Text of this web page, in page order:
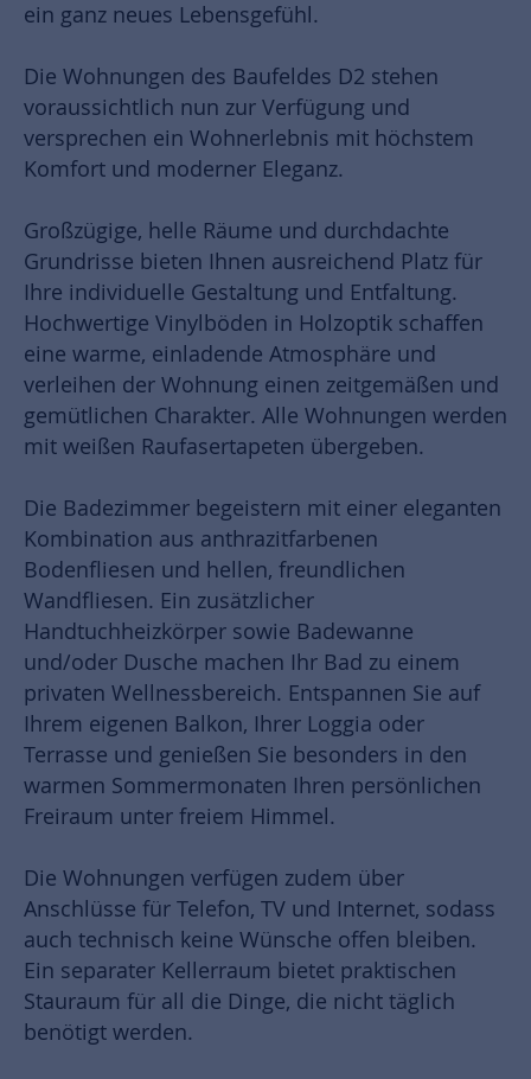
ein ganz neues Lebensgefühl.
Die Wohnungen des Baufeldes D2 stehen
voraussichtlich nun zur Verfügung und
versprechen ein Wohnerlebnis mit höchstem
Komfort und moderner Eleganz.
Großzügige, helle Räume und durchdachte
Grundrisse bieten Ihnen ausreichend Platz für
Ihre individuelle Gestaltung und Entfaltung.
Hochwertige Vinylböden in Holzoptik schaffen
eine warme, einladende Atmosphäre und
verleihen der Wohnung einen zeitgemäßen und
gemütlichen Charakter. Alle Wohnungen werden
mit weißen Raufasertapeten übergeben.
Die Badezimmer begeistern mit einer eleganten
Kombination aus anthrazitfarbenen
Bodenfliesen und hellen, freundlichen
Wandfliesen. Ein zusätzlicher
Handtuchheizkörper sowie Badewanne
und/oder Dusche machen Ihr Bad zu einem
privaten Wellnessbereich. Entspannen Sie auf
Ihrem eigenen Balkon, Ihrer Loggia oder
Terrasse und genießen Sie besonders in den
warmen Sommermonaten Ihren persönlichen
Freiraum unter freiem Himmel.
Die Wohnungen verfügen zudem über
Anschlüsse für Telefon, TV und Internet, sodass
auch technisch keine Wünsche offen bleiben.
Ein separater Kellerraum bietet praktischen
Stauraum für all die Dinge, die nicht täglich
benötigt werden.